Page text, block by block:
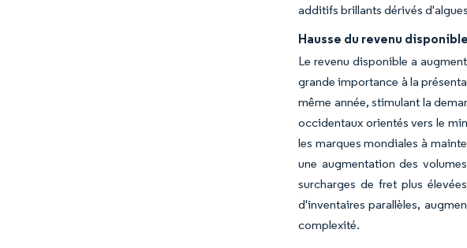
additifs brillants dérivés
Hausse du revenu
Le revenu disponible a
grande importance à la
même année, stimulant la
occidentaux orientés vers le
les marques mondiales à
une augmentation des
surcharges de fret plus
d'inventaires parallèles,
complexité.